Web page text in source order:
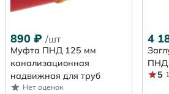
890 ₽ /шт
Муфта ПНД 125 мм
канализационная
надвижная для труб
Нет оценок
4
ПНД
5